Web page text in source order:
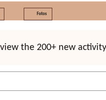
Fotos
the 200+ new